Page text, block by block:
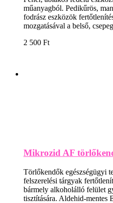
műanyagból. Pedikűrös,
fodrász eszközök
mozgatásával a belső,
2 500 Ft
Mikrozid AF
Törlőkendők egészségügyi
felszerelési tárgyak
bármely alkoholálló felület
tisztítására. Aldehid-mentes